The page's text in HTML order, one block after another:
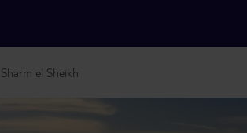
Sharm el Sheikh